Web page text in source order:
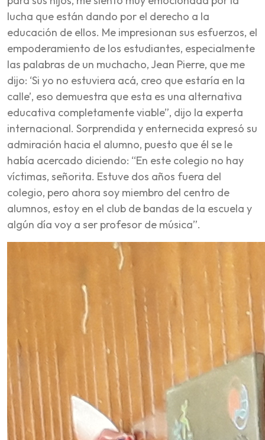
lucha que están dando por el derecho a la
educación de ellos. Me impresionan sus esfuerzos, el
empoderamiento de los estudiantes, especialmente
las palabras de un muchacho, Jean Pierre, que me
dijo: ‘Si yo no estuviera acá, creo que estaría en la
calle’, eso demuestra que esta es una alternativa
educativa completamente viable”, dijo la experta
internacional. Sorprendida y enternecida expresó su
admiración hacia el alumno, puesto que él se le
había acercado diciendo: “En este colegio no hay
víctimas, señorita. Estuve dos años fuera del
colegio, pero ahora soy miembro del centro de
alumnos, estoy en el club de bandas de la escuela y
algún día voy a ser profesor de música”.